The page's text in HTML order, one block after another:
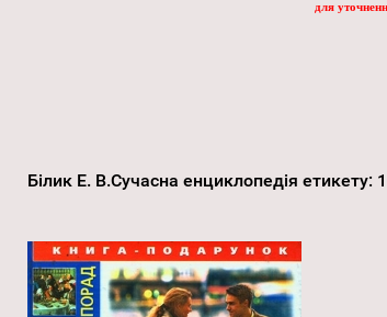
для
Білик Е. В.Сучасна енциклопедія етикету: